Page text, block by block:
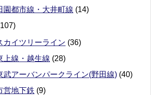
園都市線・大井町線 (14)
カイツリーライン (36)
上線・越生線 (28)
武アーバンパークライン(野田線) (40)
営地下鉄 (9)